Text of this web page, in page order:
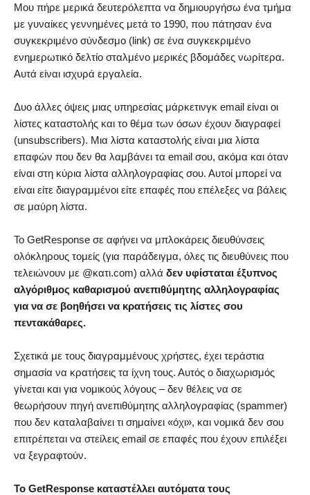
Μου πήρε μερικά δευτερόλεπτα να δημιουργήσω ένα τμήμα
με γυναίκες γεννημένες μετά το 1990, που πάτησαν ένα
συγκεκριμένο σύνδεσμο (link) σε ένα συγκεκριμένο
ενημερωτικό δελτίο σταλμένο μερικές βδομάδες νωρίτερα.
Αυτά είναι ισχυρά εργαλεία.
Δυο άλλες όψεις μιας υπηρεσίας μάρκετινγκ email είναι οι
λίστες καταστολής και το θέμα των όσων έχουν διαγραφεί
(unsubscribers). Μια λίστα καταστολής είναι μια λίστα
επαφών που δεν θα λαμβάνει τα email σου, ακόμα και όταν
είναι στη κύρια λίστα αλληλογραφίας σου. Αυτοί μπορεί να
είναι είτε διαγραμμένοι είτε επαφές που επέλεξες να βάλεις
σε μαύρη λίστα.
Το GetResponse σε αφήνει να μπλοκάρεις διευθύνσεις
ολόκληρους τομείς (για παράδειγμα, όλες τις διευθύνεις που
τελειώνουν με @κατι.com) αλλά δεν υφίσταται έξυπνος
αλγόριθμος καθαρισμού ανεπιθύμητης αλληλογραφίας
για να σε βοηθήσει να κρατήσεις τις λίστες σου
πεντακάθαρες.
Σχετικά με τους διαγραμμένους χρήστες, έχει τεράστια
σημασία να κρατήσεις τα ίχνη τους. Αυτός ο διαχωρισμός
γίνεται και για νομικούς λόγους – δεν θέλεις να σε
θεωρήσουν πηγή ανεπιθύμητης αλληλογραφίας (spammer)
που δεν καταλαβαίνει τι σημαίνει «όχι», και νομικά δεν σου
επιτρέπεται να στείλεις email σε επαφές που έχουν επιλέξει
να ξεγραφτούν.
Το GetResponse καταστέλλει αυτόματα τους